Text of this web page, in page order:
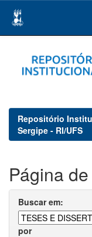
navigation
Repositório
Sergipe - RI/UFS
Página
Buscar em:
por